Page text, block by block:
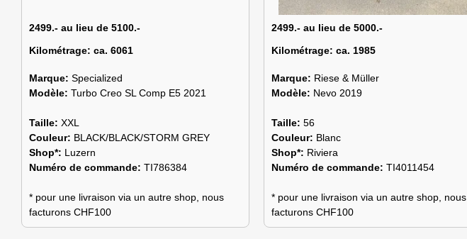
2499.- au lieu de 5100.-
Kilométrage: ca. 6061
Marque: Specialized
Modèle: Turbo Creo SL Comp E5 2021
Taille: XXL
Couleur: BLACK/BLACK/STORM GREY
Shop*: Luzern
Numéro de commande: TI786384
* pour une livraison via un autre shop, nous
facturons CHF100
2499.- au lieu de 5000.-
Kilométrage: ca. 1985
Marque: Riese & Müller
Modèle: Nevo 2019
Taille: 56
Couleur: Blanc
Shop*: Riviera
Numéro de commande: TI4011454
* pour une livraison via un autre shop, nous
facturons CHF100